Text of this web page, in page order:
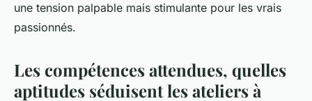
une tension palpable mais stimulante pour les vrais
passionnés.
Les compétences attendues, quelles
aptitudes séduisent les ateliers à